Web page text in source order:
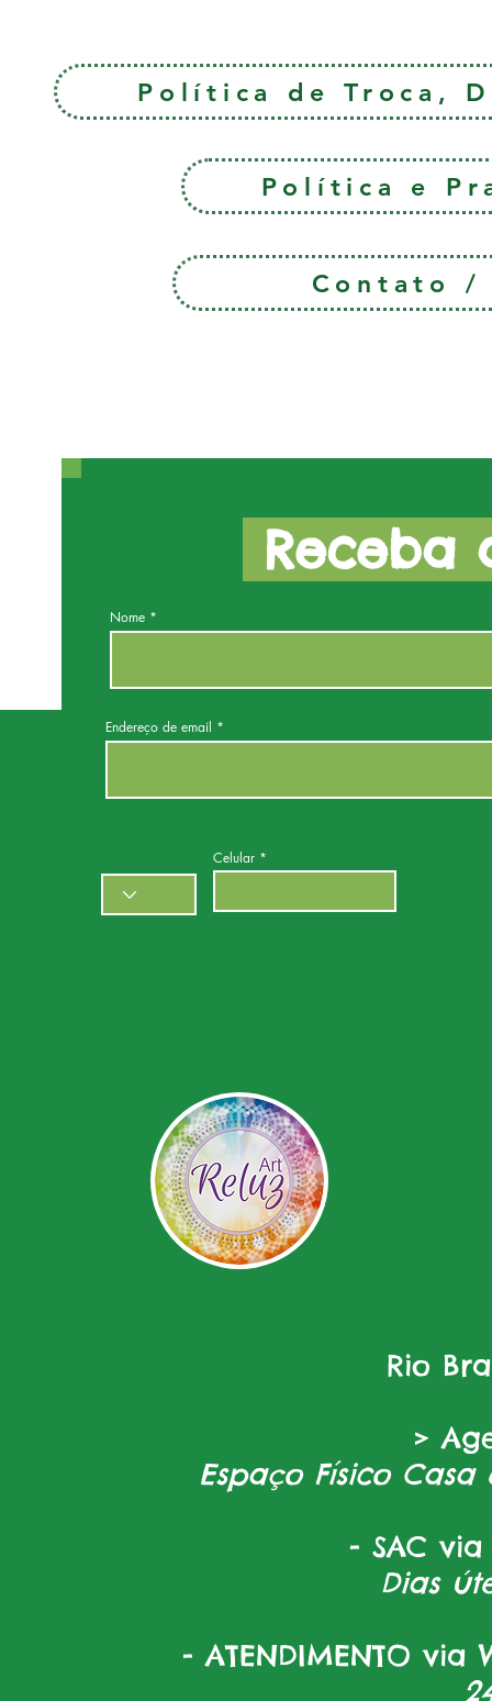
Política de Troca,
Política e
Contato /
Rio
>
Espaço Físico Casa
- SAC via
Dias
- ATENDIMENTO via
Receba
Nome
Endereço de email
Celular